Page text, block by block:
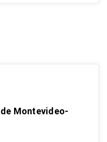
Montevideo-